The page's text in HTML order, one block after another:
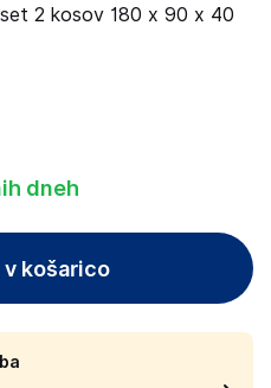
2 kosov 180 x 90 x 40
dneh
v košarico